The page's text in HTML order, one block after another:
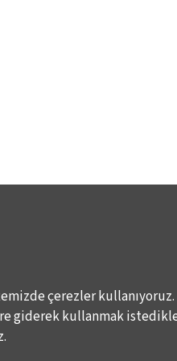
Elektronik Posta
çerezler kullanıyoruz.
giderek kullanmak